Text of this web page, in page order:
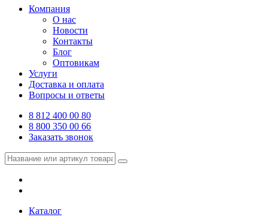
Компания
О нас
Новости
Контакты
Блог
Оптовикам
Услуги
Доставка и оплата
Вопросы и ответы
8 812 400 00 80
8 800 350 00 66
Заказать звонок
Каталог